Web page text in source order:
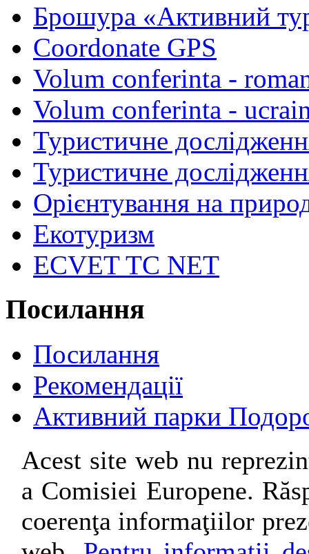
Брошура «Активний
Coordonate GPS
Volum conferinta -
Volum conferinta -
Туристичне
Туристичне
Орієнтування на
Екотуризм
ECVET TC NET
Посилання
Посилання
Рекомендації
Активний парки
Acest site web nu
a Comisiei Europene.
coerenţa informaţiilor